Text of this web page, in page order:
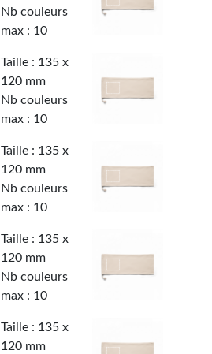
Nb couleurs
max : 10
Taille : 135 x
120 mm
Nb couleurs
max : 10
Taille : 135 x
120 mm
Nb couleurs
max : 10
Taille : 135 x
120 mm
Nb couleurs
max : 10
Taille : 135 x
120 mm